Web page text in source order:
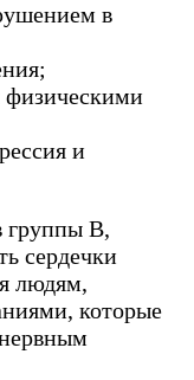
в
и
группы В,
сердечки
людям,
которые